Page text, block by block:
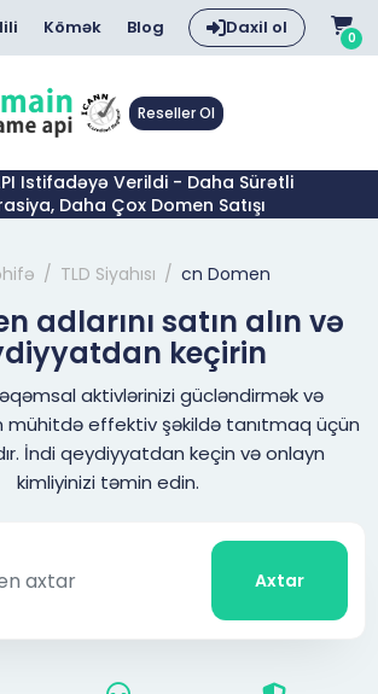
Kömək Blog Daxil ol 0
Reseller Ol
Istifadəyə Verildi - Daha Sürətli
Daha Çox Domen Satışı
TLD Siyahısı cn Domen
adlarını satın alın və
keçirin
aktivlərinizi gücləndirmək və
mühitdə effektiv şəkildə tanıtmaq üçün
İndi qeydiyyatdan keçin və onlayn
kimliyinizi təmin edin.
Axtar